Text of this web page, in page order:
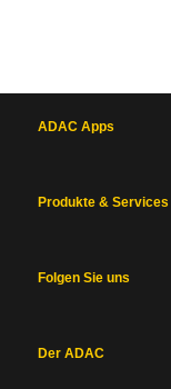
ADAC Apps
Produkte & Services
Folgen Sie uns
Der ADAC